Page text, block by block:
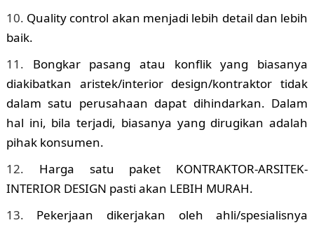
Quality control akan menjadi lebih detail dan lebih
baik.
Bongkar pasang atau konflik yang biasanya
diakibatkan aristek/interior design/kontraktor tidak
dalam satu perusahaan dapat dihindarkan. Dalam
hal ini, bila terjadi, biasanya yang dirugikan adalah
pihak konsumen.
Harga satu paket KONTRAKTOR-ARSITEK-
INTERIOR DESIGN pasti akan LEBIH MURAH.
Pekerjaan dikerjakan oleh ahli/spesialisnya